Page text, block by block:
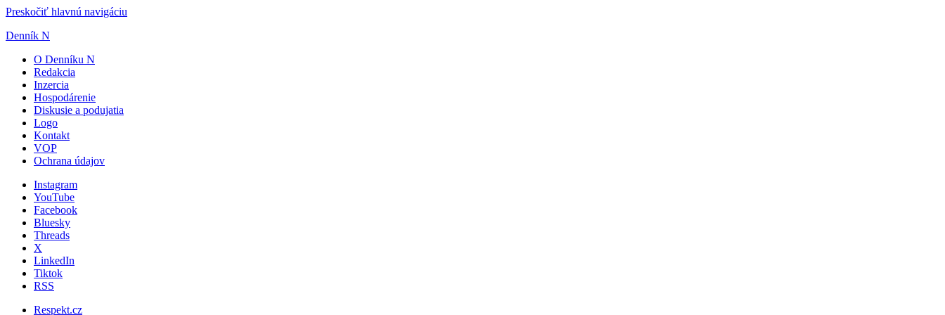
Preskočiť hlavnú navigáciu
Denník N
O Denníku N
Redakcia
Inzercia
Hospodárenie
Diskusie a podujatia
Logo
Kontakt
VOP
Ochrana údajov
Instagram
YouTube
Facebook
Bluesky
Threads
X
LinkedIn
Tiktok
RSS
Respekt.cz